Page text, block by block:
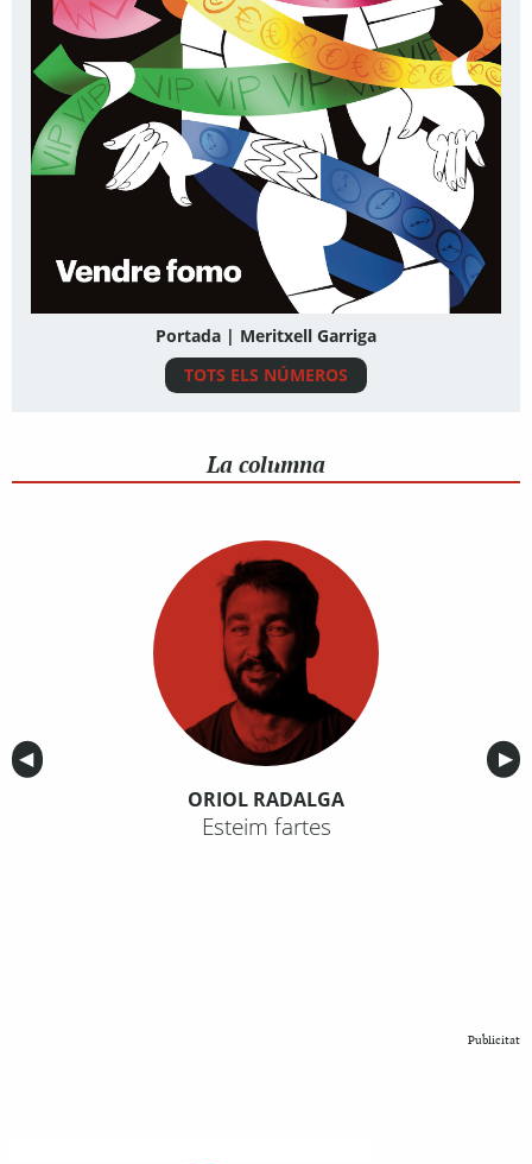
Portada | Meritxell Garriga
TOTS ELS NÚMEROS
La columna
Anterior
◀︎ ▶︎
ORIOL RADALGA
Esteim fartes
Publicitat